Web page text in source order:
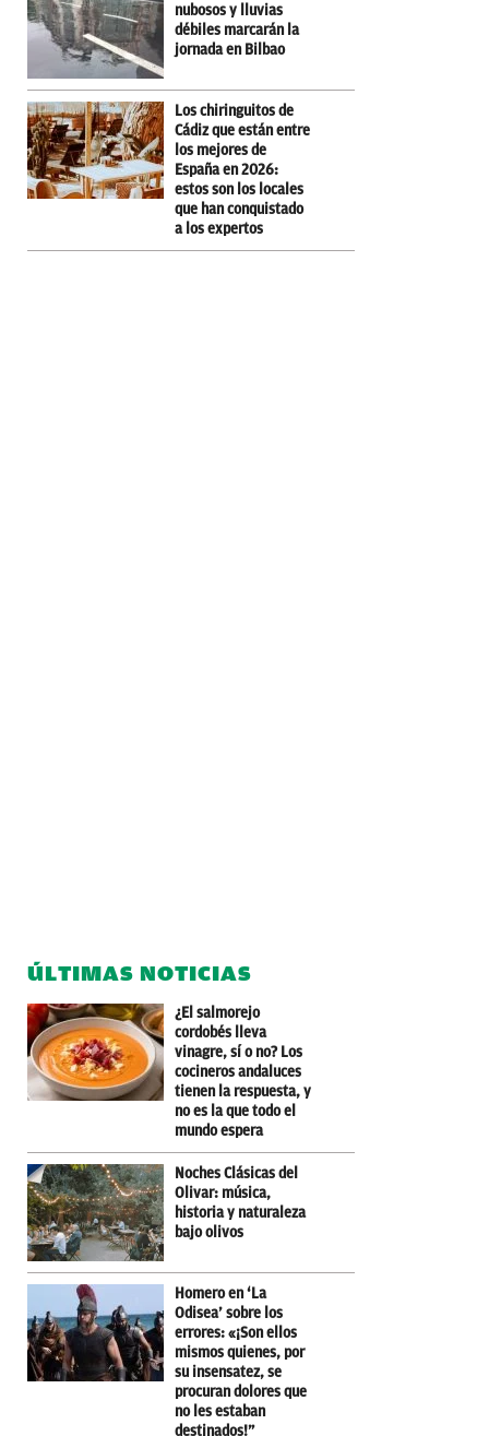
nubosos y lluvias
débiles marcarán la
jornada en Bilbao
Los chiringuitos de
Cádiz que están entre
los mejores de
España en 2026:
estos son los locales
que han conquistado
a los expertos
ÚLTIMAS NOTICIAS
¿El salmorejo
cordobés lleva
vinagre, sí o no? Los
cocineros andaluces
tienen la respuesta, y
no es la que todo el
mundo espera
Noches Clásicas del
Olivar: música,
historia y naturaleza
bajo olivos
Homero en ‘La
Odisea’ sobre los
errores: «¡Son ellos
mismos quienes, por
su insensatez, se
procuran dolores que
no les estaban
destinados!”